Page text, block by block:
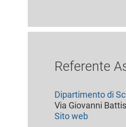
Referente
Dipartimento di
Via Giovanni
Sito web